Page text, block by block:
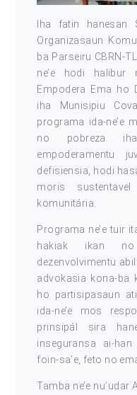
Iha fatin hanesan
Organizasaun
ba Parseiru CBRN-
ne’e hodi halibur
Empodera Ema ho
iha Munisipiu
programa ida-ne’e
no pobreza
empoderamentu
defisiensia, hodi
moris
komunitária.
Programa ne’e tuir
hakiak ikan
dezenvolvimentu
advokasia kona-ba
ho partisipasaun
ida-ne’e mos
prinsipál sira
inseguransa ai-
foin-sa’e, feto no
Tamba ne’e